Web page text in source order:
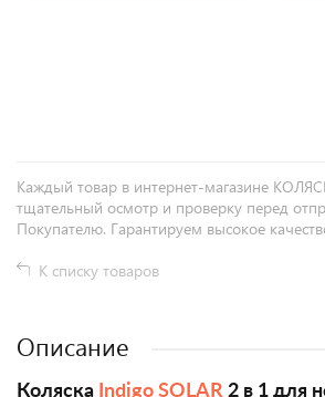
Каждый товар в интернет-магазине
тщательный осмотр и проверку перед
Покупателю. Гарантируем высокое
К списку товаров
Описание
Коляска Indigo SOLAR 2 в 1 для